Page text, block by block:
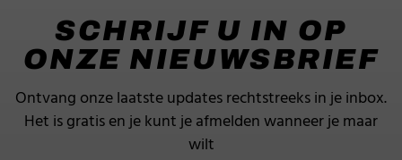
SCHRIJF U IN OP
ONZE NIEUWSBRIEF
Ontvang onze laatste updates rechtstreeks in je inbox.
Het is gratis en je kunt je afmelden wanneer je maar
wilt